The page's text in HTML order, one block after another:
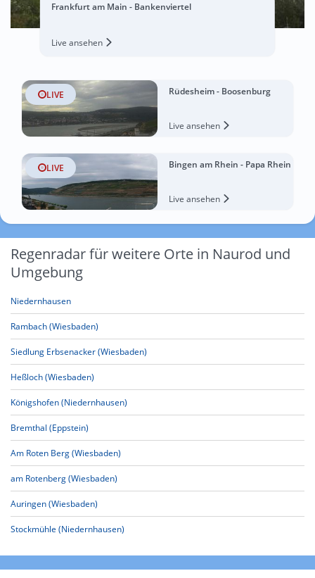
Frankfurt am Main - Bankenviertel
Live ansehen
LIVE Rüdesheim - Boosenburg
Live ansehen
LIVE Bingen am Rhein - Papa Rhein
Live ansehen
Regenradar für weitere Orte in Naurod und
Umgebung
Niedernhausen
Rambach (Wiesbaden)
Siedlung Erbsenacker (Wiesbaden)
Heßloch (Wiesbaden)
Königshofen (Niedernhausen)
Bremthal (Eppstein)
Am Roten Berg (Wiesbaden)
am Rotenberg (Wiesbaden)
Auringen (Wiesbaden)
Stockmühle (Niedernhausen)